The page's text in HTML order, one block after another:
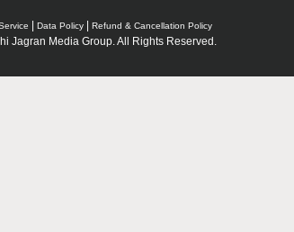
Data Policy Refund & Cancellation Policy
Jagran Media Group. All Rights Reserved.